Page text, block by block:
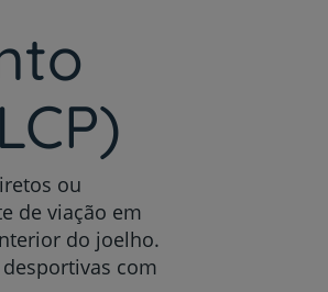
ou
de viação em
do joelho.
com